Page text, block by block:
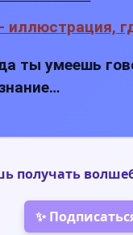
ты умеешь
получать
✨